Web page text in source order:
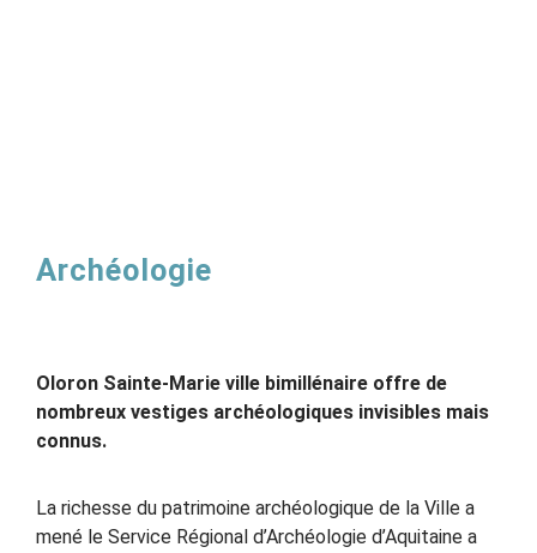
Archéologie
Oloron Sainte-Marie ville bimillénaire offre de
nombreux vestiges archéologiques invisibles mais
connus.
La richesse du patrimoine archéologique de la Ville a
mené le Service Régional d’Archéologie d’Aquitaine a